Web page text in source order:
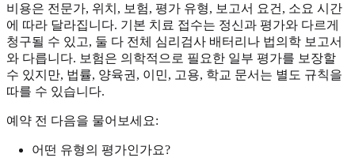
비용은 전문가, 위치, 보험, 평가 유형, 보고서 요건, 소요 시간
에 따라 달라집니다. 기본 치료 접수는 정신과 평가와 다르게
청구될 수 있고, 둘 다 전체 심리검사 배터리나 법의학 보고서
와 다릅니다. 보험은 의학적으로 필요한 일부 평가를 보장할
수 있지만, 법률, 양육권, 이민, 고용, 학교 문서는 별도 규칙을
따를 수 있습니다.
예약 전 다음을 물어보세요:
어떤 유형의 평가인가요?